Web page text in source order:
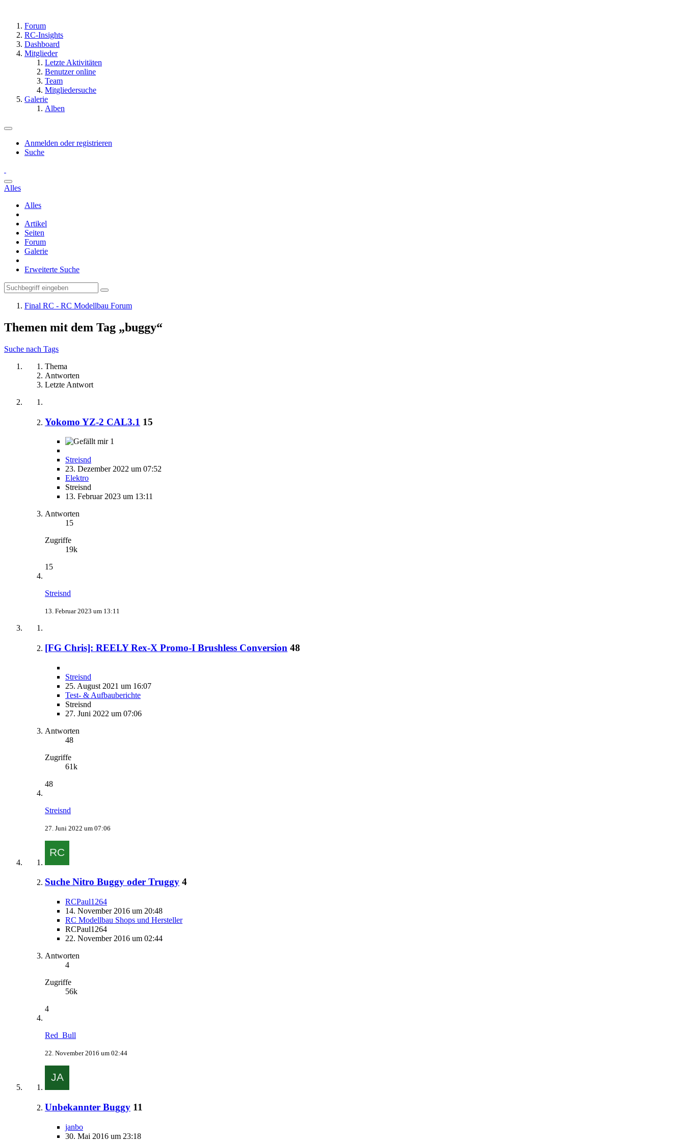
Forum
RC-Insights
Dashboard
Mitglieder
Letzte Aktivitäten
Benutzer online
Team
Mitgliedersuche
Galerie
Alben
Anmelden oder registrieren
Suche
Alles
Alles
Artikel
Seiten
Forum
Galerie
Erweiterte Suche
Final RC - RC Modellbau Forum
Themen mit dem Tag „buggy“
Suche nach Tags
Thema
Antworten
Letzte Antwort
Yokomo YZ-2 CAL3.1 15
1
Streisnd
23. Dezember 2022 um 07:52
Elektro
Streisnd
13. Februar 2023 um 13:11
Antworten
15
Zugriffe
19k
15
Streisnd
13. Februar 2023 um 13:11
[FG Chris]: REELY Rex-X Promo-I Brushless Conversion 48
Streisnd
25. August 2021 um 16:07
Test- & Aufbauberichte
Streisnd
27. Juni 2022 um 07:06
Antworten
48
Zugriffe
61k
48
Streisnd
27. Juni 2022 um 07:06
Suche Nitro Buggy oder Truggy 4
RCPaul1264
14. November 2016 um 20:48
RC Modellbau Shops und Hersteller
RCPaul1264
22. November 2016 um 02:44
Antworten
4
Zugriffe
56k
4
Red_Bull
22. November 2016 um 02:44
Unbekannter Buggy 11
janbo
30. Mai 2016 um 23:18